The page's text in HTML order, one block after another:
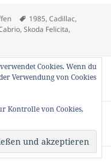
Schlagwörter
1985,Cadillac,
,Skoda Felicita,
Cookies. Wenn du
Verwendung von Cookies
Kontrolle von Cookies,